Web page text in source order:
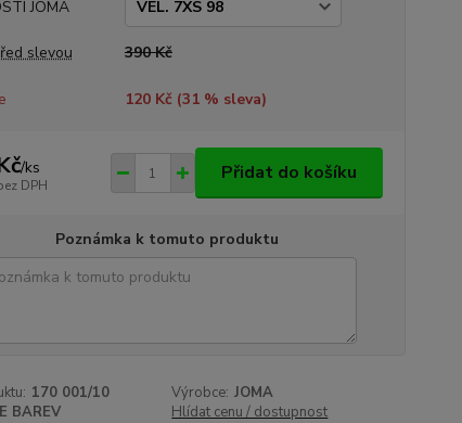
JOMA
slevou 390 Kč
120 Kč (31% sleva)
/ks
DPH
Přidat do košíku
Poznámka k tomuto produktu
170 001/10 Výrobce: JOMA
BAREV Hlídat cenu / dostupnost